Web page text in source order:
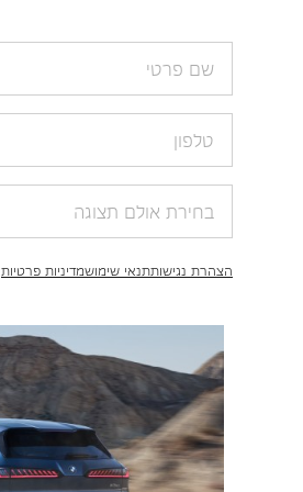
הצהרת נגישותתנאי שימושמדיניות פרטיות